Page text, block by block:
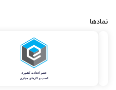
نمادها